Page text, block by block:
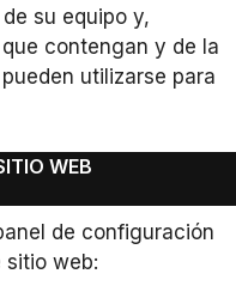
su equipo y,
contengan y de la
utilizarse para
WEB
de configuración
sitio web: